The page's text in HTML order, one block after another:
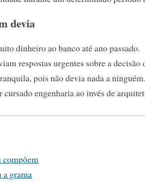
devia
dinheiro ao banco até ano passado.
respostas urgentes sobre a decisão
pois não devia nada a ninguém.
cursado engenharia ao invés de
compõem
a grama